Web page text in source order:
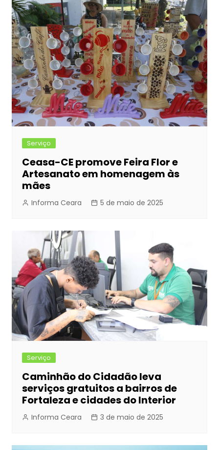
Serviço
Ceasa-CE promove Feira Flor e
Artesanato em homenagem às
mães
Informa Ceara 5 de maio de 2025
Serviço
Caminhão do Cidadão leva
serviços gratuitos a bairros de
Fortaleza e cidades do Interior
Informa Ceara 3 de maio de 2025